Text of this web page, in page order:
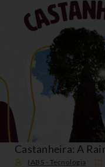
Castanheira: A
IABS - Tecnologia